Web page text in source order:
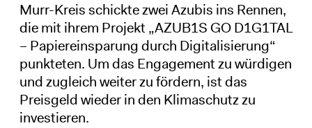
Murr-Kreis schickte zwei Azubis ins Rennen,
die mit ihrem Projekt „AZUB1S GO D1G1TAL
– Papiereinsparung durch Digitalisierung“
punkteten. Um das Engagement zu würdigen
und zugleich weiter zu fördern, ist das
Preisgeld wieder in den Klimaschutz zu
investieren.